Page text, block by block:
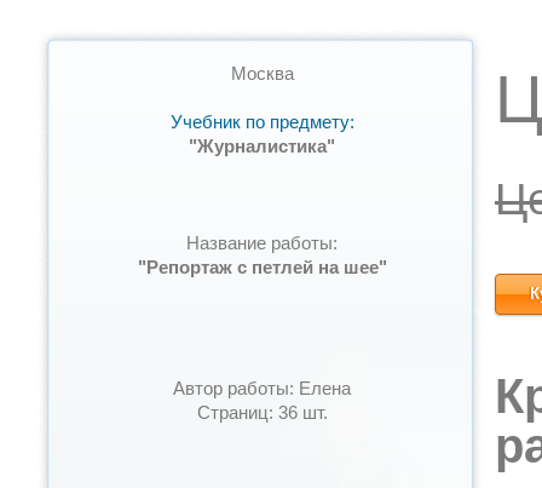
Москва
Учебник по предмету:
"Журналистика"
Название работы:
"Репортаж с петлей на шее"
Автор работы: Елена
Страниц: 36 шт.